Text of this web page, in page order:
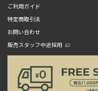
ご利用ガイド
特定商取引法
お問い合わせ
販売スタッフ中途採用